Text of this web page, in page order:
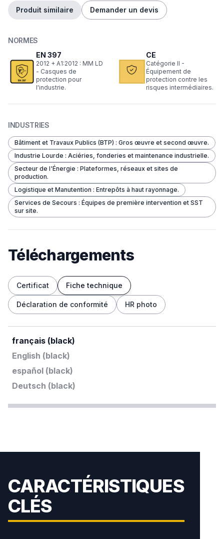
Produit similaire Demander un devis
NORMES
EN 397
2012 + A1:2012 : MM LD
- Casques de
protection pour
l'industrie.
CE
Catégorie II -
Équipement de
protection contre les
risques intermédiaires.
INDUSTRIES
Bâtiment et Travaux Publics (BTP) : Gros œuvre et second œuvre.
Industrie Lourde : Aciéries, fonderies et maintenance industrielle.
Secteur de l'Énergie : Plateformes, réseaux et sites de
production.
Logistique et Manutention : Entrepôts à haut rayonnage.
Services de Secours : Équipes de première intervention et SST
sur site.
Téléchargements
Certificat Fiche technique
Déclaration de conformité HR photo
français (black)
English (black)
español (black)
Deutsch (black)
CARACTÉRISTIQUES
CLÉS